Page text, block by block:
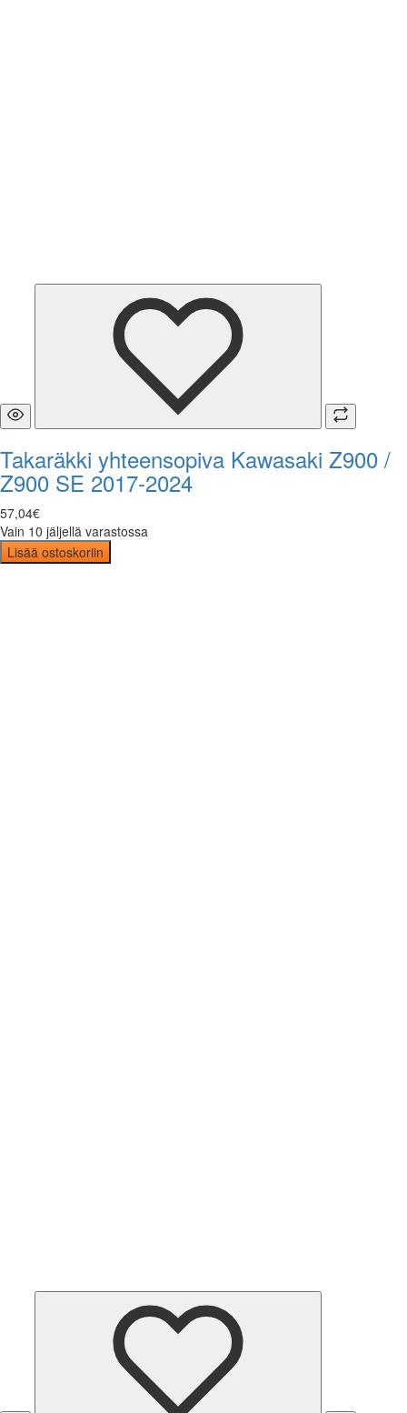
Takaräkki yhteensopiva Kawasaki Z900 /
Z900 SE 2017-2024
57,04€
Vain 10 jäljellä varastossa
Lisää ostoskoriin